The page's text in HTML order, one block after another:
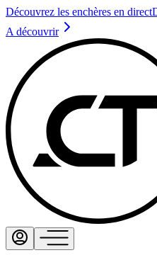
Découvrez les enchères en direct
A découvrir